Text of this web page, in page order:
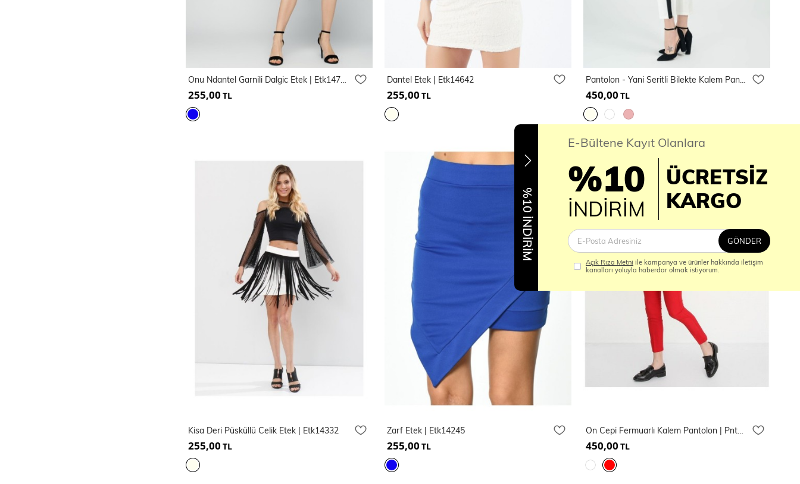
Onu Ndantel Garnili Dalgic Etek | Etk14714
255,00 TL
Dantel Etek | Etk14642
255,00 TL
Pantolon - Yani Seritli Bilekte Kalem Pantolon | Pnt19011
450,00 TL
Kisa Deri Püsküllü Celik Etek | Etk14332
255,00 TL
Zarf Etek | Etk14245
255,00 TL
On Cepi Fermuarlı Kalem Pantolon | Pnt19007
450,00 TL
%10 İNDİRİM
E-Bültene Kayıt Olanlara
%10
İNDİRİM
ÜCRETSİZ
KARGO
GÖNDER
Açık Rıza Metni ile kampanya ve ürünler hakkında iletişim
kanalları yoluyla haberdar olmak istiyorum.